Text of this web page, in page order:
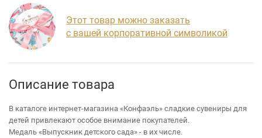
Этот товар можно заказать
с вашей корпоративной символикой
Описание товара
В каталоге интернет-магазина «Конфаэль» сладкие сувениры для
детей привлекают особое внимание покупателей.
Медаль «Выпускник детского сада» - в их числе.